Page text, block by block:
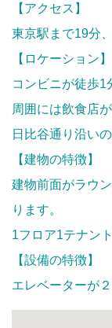
【アクセス】
東京駅まで19分
【ロケーション】
コンビニが徒歩1
周囲には飲食店
日比谷通り沿い
【建物の特徴】
建物前面がラウ
ります。
1フロア1テナン
【設備の特徴】
エレベーターが